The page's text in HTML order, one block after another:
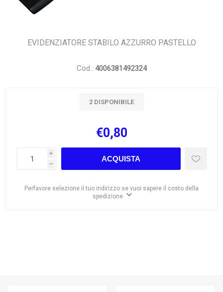
EVIDENZIATORE STABILO AZZURRO PASTELLO
Cod.: 4006381492324
2 DISPONIBILE
€0,80
i
h
ACQUISTA
Perfavore selezione il tuo indirizzo se vuoi sapere il costo della
spedizione